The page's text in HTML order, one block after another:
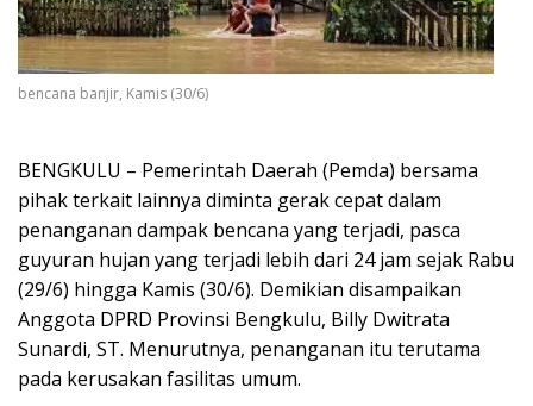
bencana banjir, Kamis (30/6)
BENGKULU – Pemerintah Daerah (Pemda) bersama
pihak terkait lainnya diminta gerak cepat dalam
penanganan dampak bencana yang terjadi, pasca
guyuran hujan yang terjadi lebih dari 24 jam sejak Rabu
(29/6) hingga Kamis (30/6). Demikian disampaikan
Anggota DPRD Provinsi Bengkulu, Billy Dwitrata
Sunardi, ST. Menurutnya, penanganan itu terutama
pada kerusakan fasilitas umum.